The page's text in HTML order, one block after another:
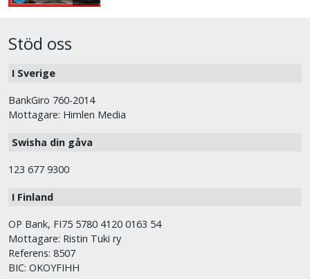
Stöd oss
I Sverige
BankGiro 760-2014
Mottagare: Himlen Media
Swisha din gåva
123 677 9300
I Finland
OP Bank, FI75 5780 4120 0163 54
Mottagare: Ristin Tuki ry
Referens: 8507
BIC: OKOYFIHH